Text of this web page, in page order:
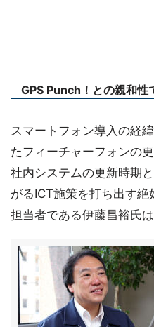
GPS Punch！との親和
スマートフォン導入の経
たフィーチャーフォンの
社内システムの更新時期
がるICT施策を打ち出す
担当者である伊藤昌裕氏は